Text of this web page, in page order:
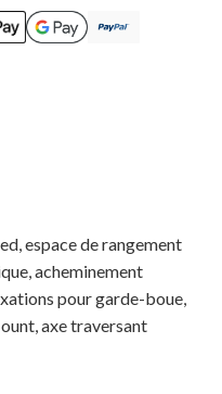
espace de rangement
acheminement
pour garde-boue,
axe traversant